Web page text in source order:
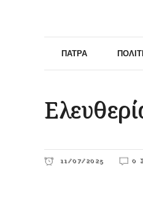
ΠΆΤΡΑ
11/07/2025 0